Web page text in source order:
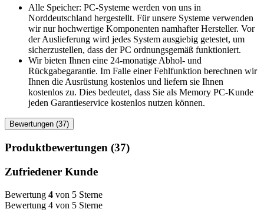
Alle Speicher: PC-Systeme werden von uns in
Norddeutschland hergestellt. Für unsere Systeme verwenden
wir nur hochwertige Komponenten namhafter Hersteller. Vor
der Auslieferung wird jedes System ausgiebig getestet, um
sicherzustellen, dass der PC ordnungsgemäß funktioniert.
Wir bieten Ihnen eine 24-monatige Abhol- und
Rückgabegarantie. Im Falle einer Fehlfunktion berechnen wir
Ihnen die Ausrüstung kostenlos und liefern sie Ihnen
kostenlos zu. Dies bedeutet, dass Sie als Memory PC-Kunde
jeden Garantieservice kostenlos nutzen können.
Bewertungen (37)
Produktbewertungen (37)
Zufriedener Kunde
Bewertung 4 von 5 Sterne
Bewertung 4 von 5 Sterne